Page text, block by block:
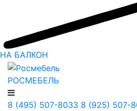
НА БАЛКОН
РОСМЕБЕЛЬ
8 (495) 507-8033 8 (925) 507-